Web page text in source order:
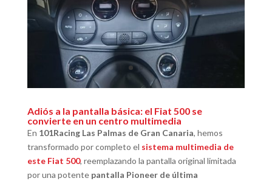
Adiós a la pantalla básica: el Fiat 500 se
convierte en un centro multimedia
En 101Racing Las Palmas de Gran Canaria, hemos
transformado por completo el sistema multimedia de
este Fiat 500, reemplazando la pantalla original limitada
por una potente pantalla Pioneer de última